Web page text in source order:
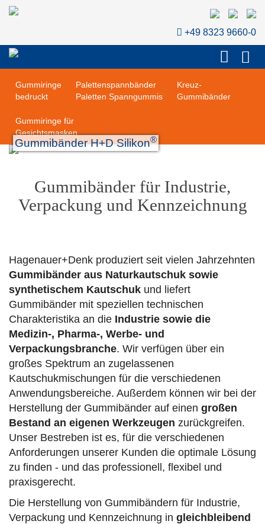
+49 8323 9660-0
Gummiringe Natur-
Gummiringe
H+D LatexFree
Gummiringe
bedruckt
Palettenspannbänder
Paletten Spanngummis
Kreuz-
Gummibänder
Gummiringe für
Gesichtsmasken
Gummibänder H+D Silikon®
Gummibänder für Industrie,
Verpackung und Kennzeichnung
Hagenauer+Denk produziert seit vielen Jahrzehnten
Gummibänder aus Naturkautschuk sowie
synthetischem Kautschuk und liefert
Gummibänder mit speziellen technischen
Charakteristika an die Industrie sowie die
Medizin-, Pharma-, Werbe- und
Verpackungsbranche. Wir verfügen über ein
großes Spektrum an zugelassenen
Kautschukmischungen für die verschiedenen
Anwendungsbereiche. Außerdem können wir bei der
Herstellung der Gummibänder auf einen großen
Bestand an eigenen Werkzeugen zurückgreifen.
Unser Bestreben ist es, für die verschiedenen
Anforderungen unserer Kunden die optimale Lösung
zu finden - und das professionell, flexibel und
praxisgerecht.
Die Herstellung von Gummibändern für Industrie,
Verpackung und Kennzeichnung in gleichbleibend